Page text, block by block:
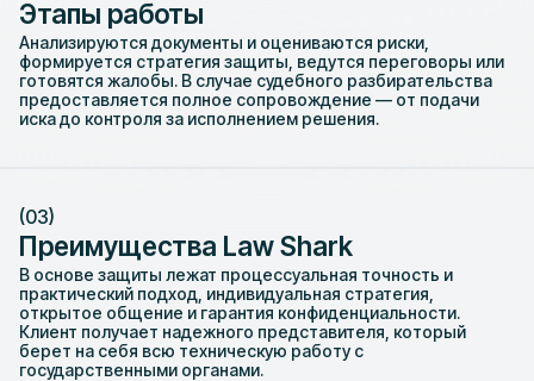
Этапы работы
Анализируются документы и оцениваются риски,
формируется стратегия защиты, ведутся переговоры или
готовятся жалобы. В случае судебного разбирательства
предоставляется полное сопровождение — от подачи
иска до контроля за исполнением решения.
(03)
Преимущества Law Shark
В основе защиты лежат процессуальная точность и
практический подход, индивидуальная стратегия,
открытое общение и гарантия конфиденциальности.
Клиент получает надежного представителя, который
берет на себя всю техническую работу с
государственными органами.